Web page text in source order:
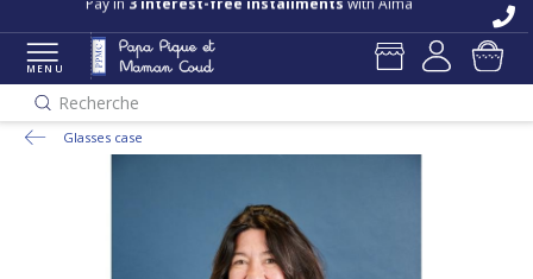
MENU
Recherche
Glasses case